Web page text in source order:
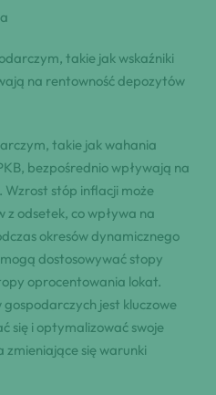
takie jak wskaźniki
na rentowność depozytów
takie jak wahania
bezpośrednio wpływają na
stóp inflacji może
z odsetek, co wpływa na
okresów dynamicznego
dostosowywać stopy
oprocentowania lokat.
jest kluczowe
się i optymalizować swoje
zmieniające się warunki